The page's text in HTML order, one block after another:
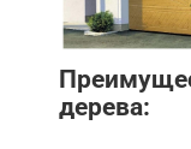
дерева: